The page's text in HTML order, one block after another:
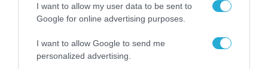
I want to allow my user data to be sent to
Google for online advertising purposes.
I want to allow Google to send me
personalized advertising.
ΡΟΗ ΕΙΔΗΣΕΩΝ